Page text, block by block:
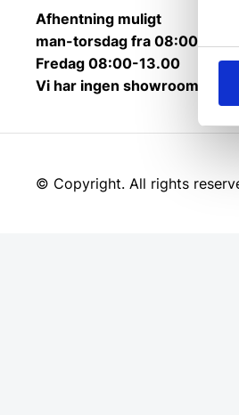
Afhentning muligt
man-torsdag fra 08:00-
Fredag 08:00-13.00
Vi har ingen showroom.
© Copyright. All rights